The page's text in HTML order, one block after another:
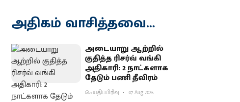
அதிகம் வாசித்தவை...
அடையாறு ஆற்றில்
குதித்த ரிசர்வ் வங்கி
அதிகாரி: 2 நாட்களாக
தேடும் பணி தீவிரம்
செய்திப்பிரிவு 07 Aug 2026